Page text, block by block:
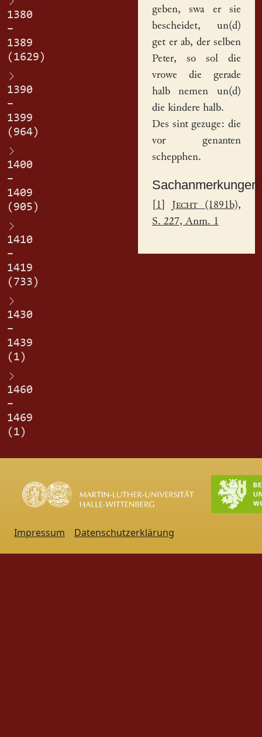
1380
–
1389
(1629)
1390
–
1399
(964)
1400
–
1409
(905)
1410
–
1419
(733)
1430
–
1439
(1)
1460
–
1469
(1)
geben, swa er sie
bescheidet, un(d)
get er ab, der selben
Peter, so sol die
vrowe die gerade
halb nemen un(d)
die kindere halb.
Des sint gezuge: die
vor genanten
schepphen.
Sachanmerkungen
1 Jecht (1891b),
S. 227, Anm. 1
Impressum Datenschutzerklärung